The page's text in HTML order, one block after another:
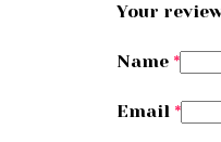
Your
Name *
Email *